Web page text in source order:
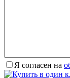
Я согласен на